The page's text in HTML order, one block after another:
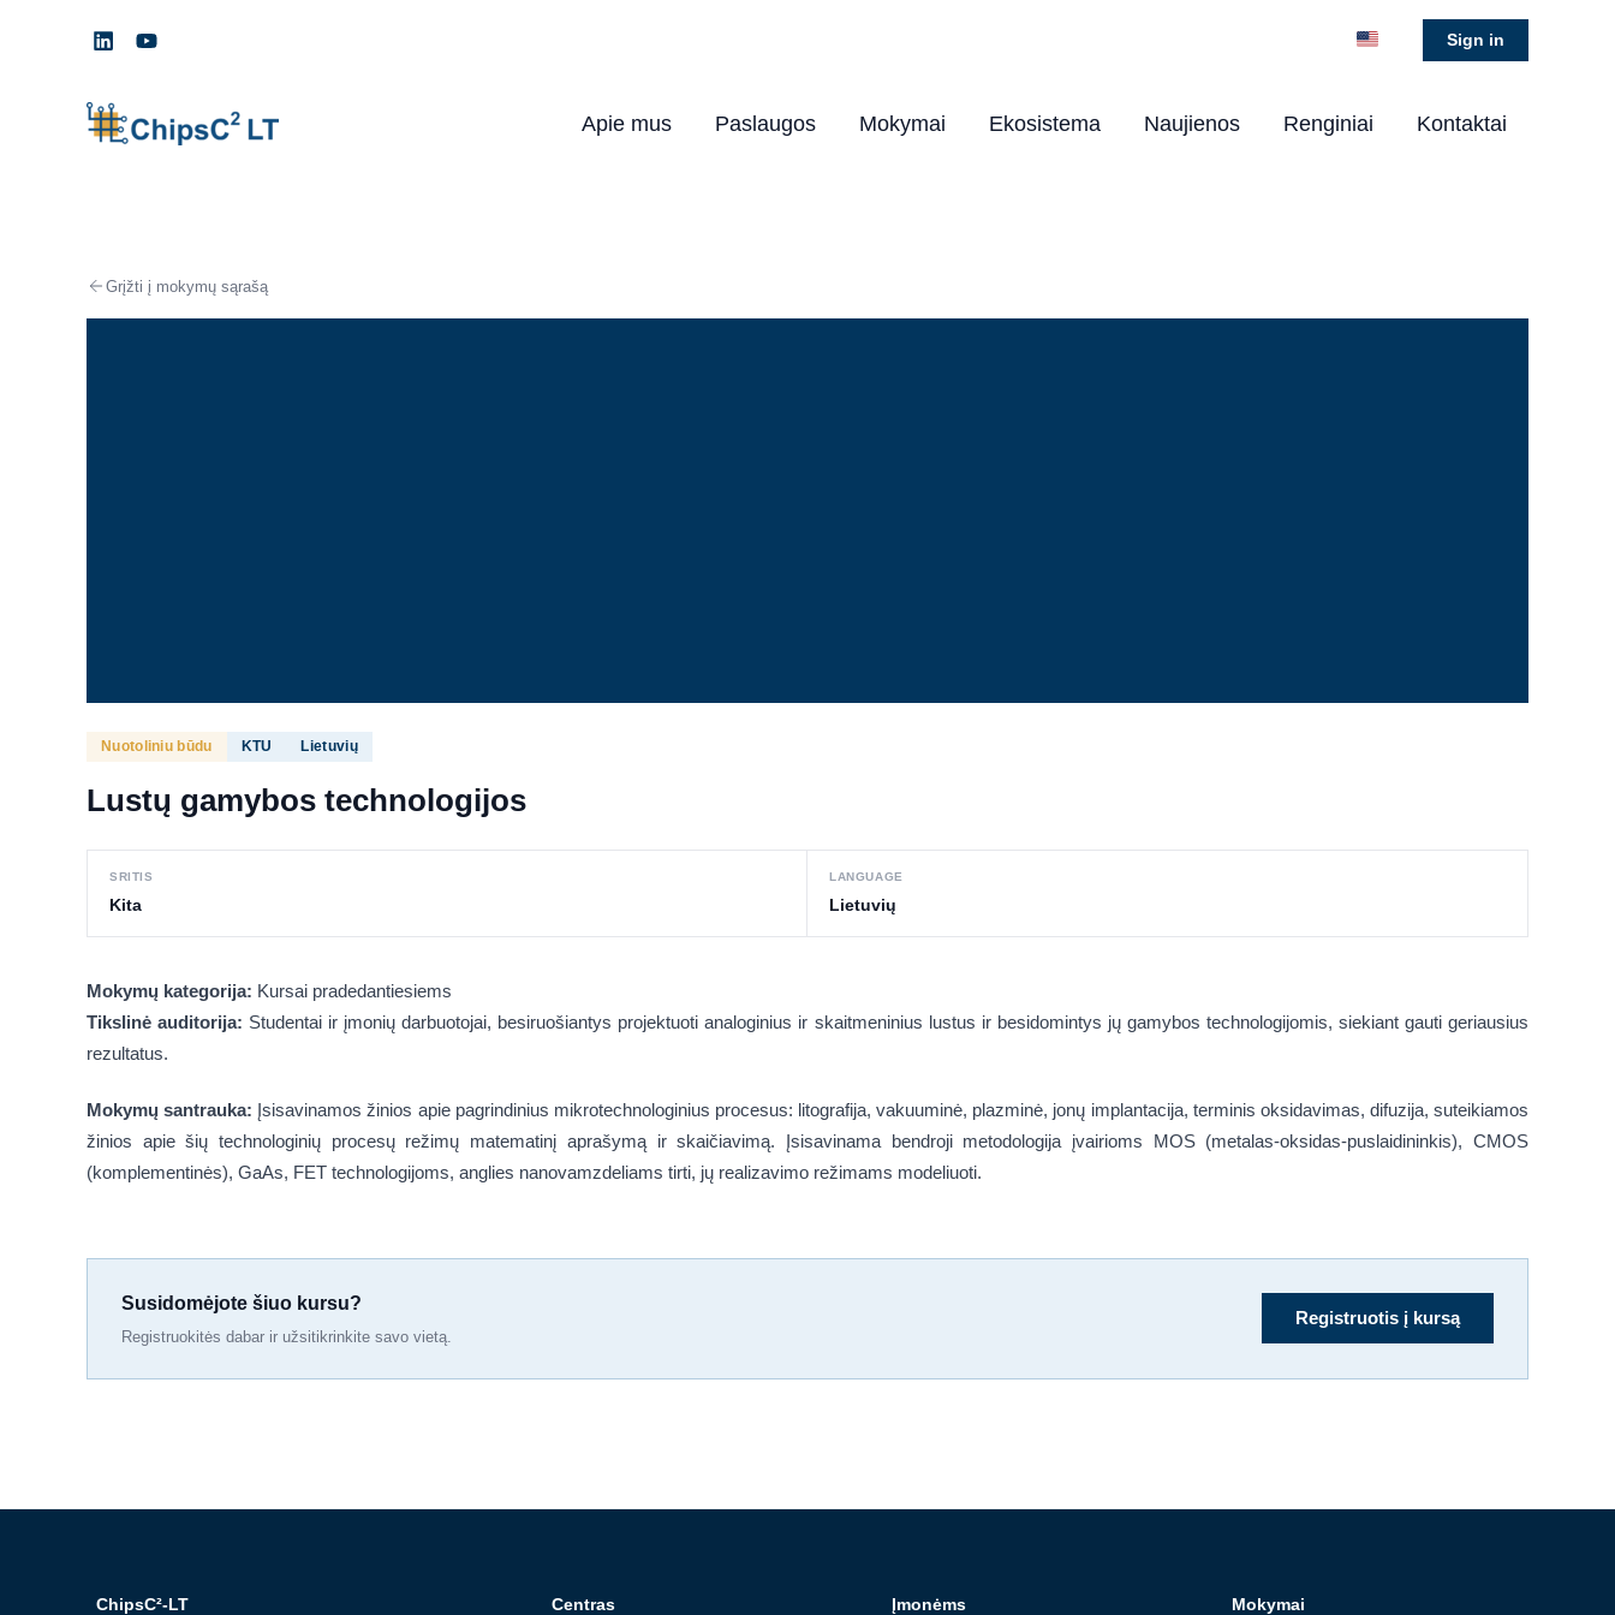
Sign in
Apie mus Paslaugos Mokymai Ekosistema Naujienos Renginiai Kontaktai
Grįžti į mokymų sąrašą
Nuotoliniu būdu KTU Lietuvių
Lustų gamybos technologijos
SRITIS
Kita
LANGUAGE
Lietuvių
Mokymų kategorija: Kursai pradedantiesiems
Tikslinė auditorija: Studentai ir įmonių darbuotojai, besiruošiantys projektuoti analoginius ir skaitmeninius lustus ir besidomintys jų gamybos technologijomis, siekiant gauti geriausius
rezultatus.
Mokymų santrauka: Įsisavinamos žinios apie pagrindinius mikrotechnologinius procesus: litografija, vakuuminė, plazminė, jonų implantacija, terminis oksidavimas, difuzija, suteikiamos
žinios apie šių technologinių procesų režimų matematinį aprašymą ir skaičiavimą. Įsisavinama bendroji metodologija įvairioms MOS (metalas-oksidas-puslaidininkis), CMOS
(komplementinės), GaAs, FET technologijoms, anglies nanovamzdeliams tirti, jų realizavimo režimams modeliuoti.
Susidomėjote šiuo kursu?
Registruokitės dabar ir užsitikrinkite savo vietą.
Registruotis į kursą
ChipsC²-LT Centras Įmonėms Mokymai